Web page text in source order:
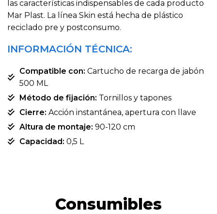
las características indispensables de cada producto
Mar Plast. La línea Skin está hecha de plástico
reciclado pre y postconsumo.
INFORMACIÓN TÉCNICA:
Compatible con: Cartucho de recarga de jabón
500 ML
Método de fijación: Tornillos y tapones
Cierre: Acción instantánea, apertura con llave
Altura de montaje: 90-120 cm
Capacidad: 0,5 L
Consumibles